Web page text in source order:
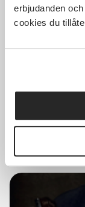
erbjudanden
cookies du
Läs och
Halmstad
Läs mer